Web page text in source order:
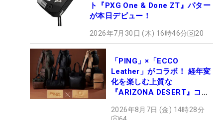
ト『PXG One & Done ZT』パター
が本日デビュー！
2026年7月30日 (木) 16時46分 20
「PING」×「ECCO
Leather」がコラボ！ 経年変
化を楽しむ上質な
『ARIZONA DESERT』コレ
ュー
2026年8月7日 (金) 14時28分